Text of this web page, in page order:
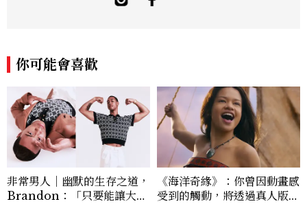
你可能會喜歡
非常男人｜幽默的生存之道，
Brandon：「只要能讓大家
《海洋奇緣》：你曾因動畫感
受到的觸動，將透過真人版成